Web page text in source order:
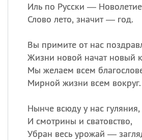
Иль по Русски —
Слово лето, значит — год.
Вы примите от нас
Жизни новой начат новый
Мы желаем всем
Мирной жизни всем вокруг.
Нынче всюду у нас гуляния,
И смотрины и сватовство,
Убран весь урожай —